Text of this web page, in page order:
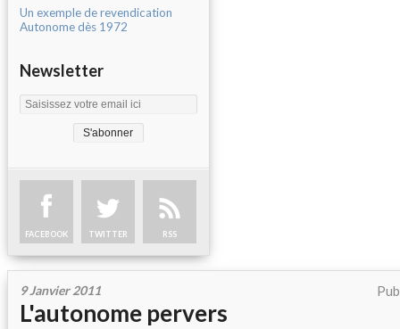
Un exemple de revendication
Autonome dès 1972
Newsletter
FACEBOOK TWITTER RSS
9 Janvier 2011
L'autonome pervers